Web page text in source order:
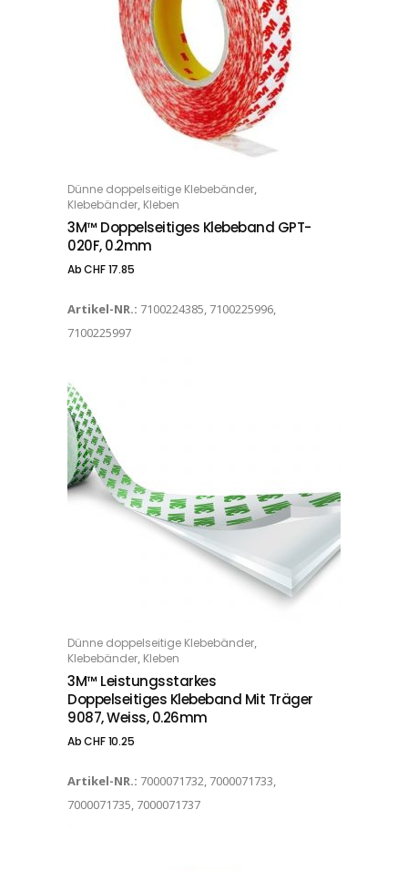
OPTIONS
Dünne doppelseitige Klebebänder,
Klebebänder, Kleben
3M™ Doppelseitiges Klebeband GPT-
020F, 0.2mm
AbCHF17.85
Artikel-NR.: 7100224385, 7100225996,
7100225997
OPTIONS
Dünne doppelseitige Klebebänder,
Klebebänder, Kleben
3M™ Leistungsstarkes
Doppelseitiges Klebeband Mit Träger
9087, Weiss, 0.26mm
AbCHF10.25
Artikel-NR.: 7000071732, 7000071733,
7000071735, 7000071737